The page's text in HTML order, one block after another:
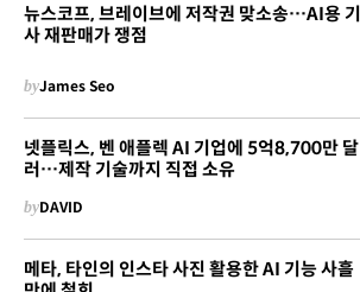
뉴스코프, 브레이브에 저작권 맞소송…AI용 기
사 재판매가 쟁점
byJames Seo
넷플릭스, 벤 애플렉 AI 기업에 5억8,700만 달
러…제작 기술까지 직접 소유
byDAVID
메타, 타인의 인스타 사진 활용한 AI 기능 사흘